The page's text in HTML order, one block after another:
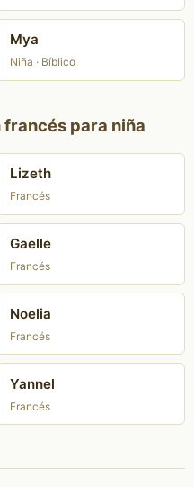
Mya
Niña · Bíblico
para niña
Lizeth
Francés
Gaelle
Francés
Noelia
Francés
Yannel
Francés